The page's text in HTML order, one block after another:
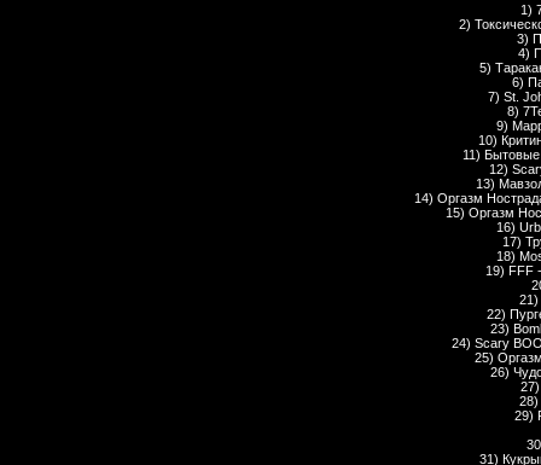
1)
2)
3)
4)
5)
6)
7) St.
8)
9)
10)
11)
12)
13)
14) Оргазм
15) Оргазм
16)
17)
18)
19) FFF
22)
23)
24) Scary
25)
26)
28)
29)
31)